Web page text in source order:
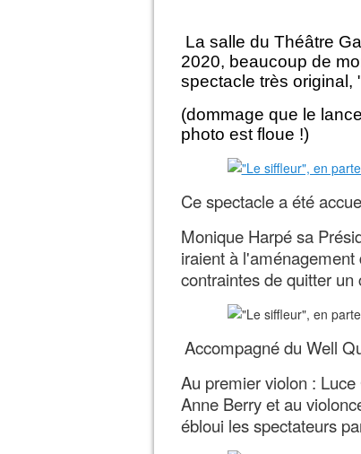
La salle du Théâtre
2020, beaucoup de
spectacle très original,
(dommage que le
photo est floue !)
Ce spectacle a été
Monique Harpé sa
iraient à
contraintes de quitter
Accompagné du Well
Au premier violon :
Anne Berry et au
ébloui les spectateurs